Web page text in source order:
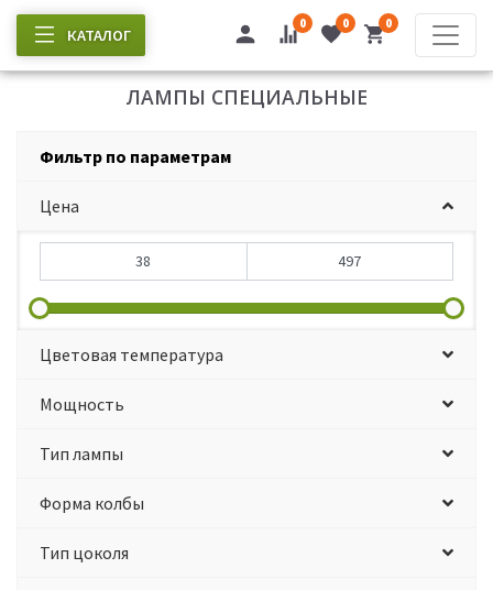
КАТАЛОГ
0 0 0
ЛАМПЫ СПЕЦИАЛЬНЫЕ
Фильтр по параметрам
Цена
Цветовая температура
Мощность
Тип лампы
Форма колбы
Тип цоколя